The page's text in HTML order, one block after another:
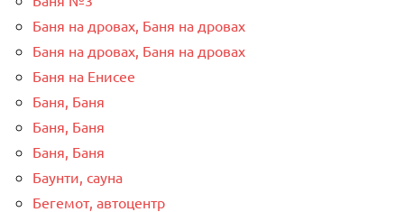
Баня на дровах, Баня на дровах
Баня на дровах, Баня на дровах
Баня на Енисее
Баня, Баня
Баня, Баня
Баня, Баня
Баунти, сауна
Бегемот, автоцентр